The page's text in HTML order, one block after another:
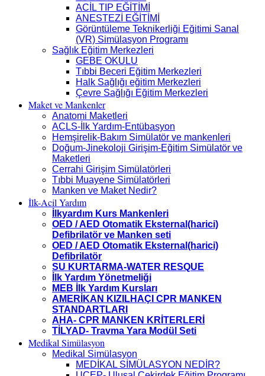
ACİL TIP EĞİTİMİ
ANESTEZİ EĞİTİMİ
Görüntüleme Teknikerliği Eğitimi Sanal
(VR) Simülasyon Programı
Sağlık Eğitim Merkezleri
GEBE OKULU
Tıbbi Beceri Eğitim Merkezleri
Halk Sağlığı eğitim Merkezleri
Çevre Sağlığı Eğitim Merkezleri
Maket ve Mankenler
Anatomi Maketleri
ACLS-İlk Yardım-Entübasyon
Hemşirelik-Bakım Simülatör ve mankenleri
Doğum-Jinekoloji Girişim-Eğitim Simülatör ve
Maketleri
Cerrahi Girişim Simülatörleri
Tıbbi Muayene Simülatörleri
Manken ve Maket Nedir?
İlk-Acil Yardım
İlkyardım Kurs Mankenleri
OED / AED Otomatik Eksternal(harici)
Defibrilatör ve Manken seti
OED / AED Otomatik Eksternal(harici)
Defibrilatör
SU KURTARMA-WATER RESQUE
İlk Yardım Yönetmeliği
MEB İlk Yardım Kursları
AMERİKAN KIZILHAÇI CPR MANKEN
STANDARTLARI
AHA- CPR MANKEN KRİTERLERİ
TİLYAD- Travma Yara Modül Seti
Medikal Simülasyon
Medikal Simülasyon
MEDİKAL SİMÜLASYON NEDİR?